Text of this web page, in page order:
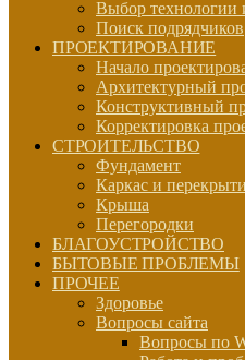
Выбор технологии
Поиск подрядчиков
ПРОЕКТИРОВАНИЕ
Начало
Архитектурный
Конструктивный
Корректировка
СТРОИТЕЛЬСТВО
Фундамент
Каркас и
Крыша
Перегородки
БЛАГОУСТРОЙСТВО
БЫТОВЫЕ ПРОБЛЕМЫ
ПРОЧЕЕ
Здоровье
Вопросы сайта
Вопросы по